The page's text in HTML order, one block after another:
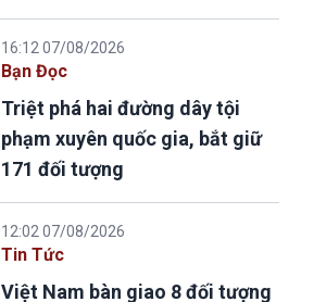
16:12 07/08/2026
Bạn Đọc
Triệt phá hai đường dây tội
phạm xuyên quốc gia, bắt giữ
171 đối tượng
12:02 07/08/2026
Tin Tức
Việt Nam bàn giao 8 đối tượng